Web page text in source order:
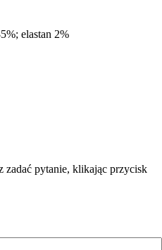
elastan 2%
zadać pytanie, klikając przycisk